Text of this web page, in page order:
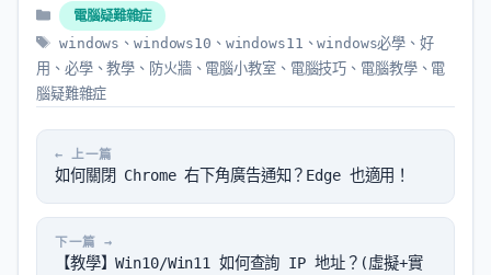
分
類
電腦疑難雜症
標
籤
windows 、windows10 、 windows11 、windows必學 、好
用 、 必學、教學 、 防火牆、 電腦小教室、 電腦技巧 、 電腦教學、 電
腦疑難雜症
如何關閉 Chrome 右下角廣告通知？Edge 也適用！
【教學】Win10/Win11 如何查詢 IP 地址？(虛擬+實